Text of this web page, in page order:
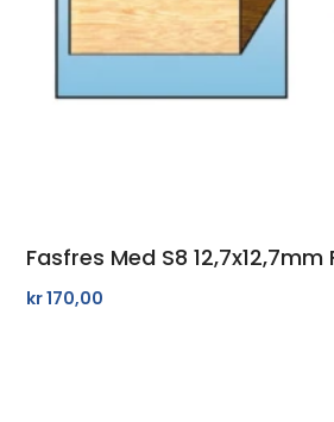
Fasfres Med S8
kr170,00